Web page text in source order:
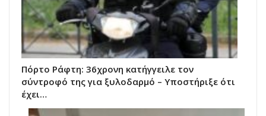
Πόρτο Ράφτη: 36χρονη κατήγγειλε τον
σύντροφό της για ξυλοδαρμό – Υποστήριξε ότι
έχει…